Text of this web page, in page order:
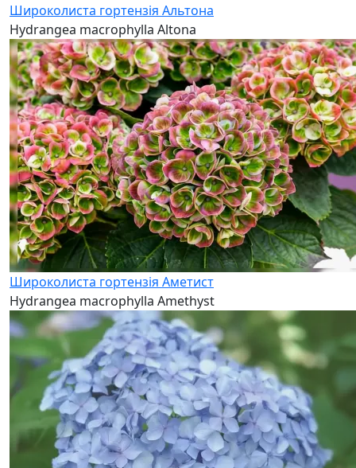
Широколиста гортензія Альтона
Hydrangea macrophylla Altona
Широколиста гортензія Аметист
Hydrangea macrophylla Amethyst